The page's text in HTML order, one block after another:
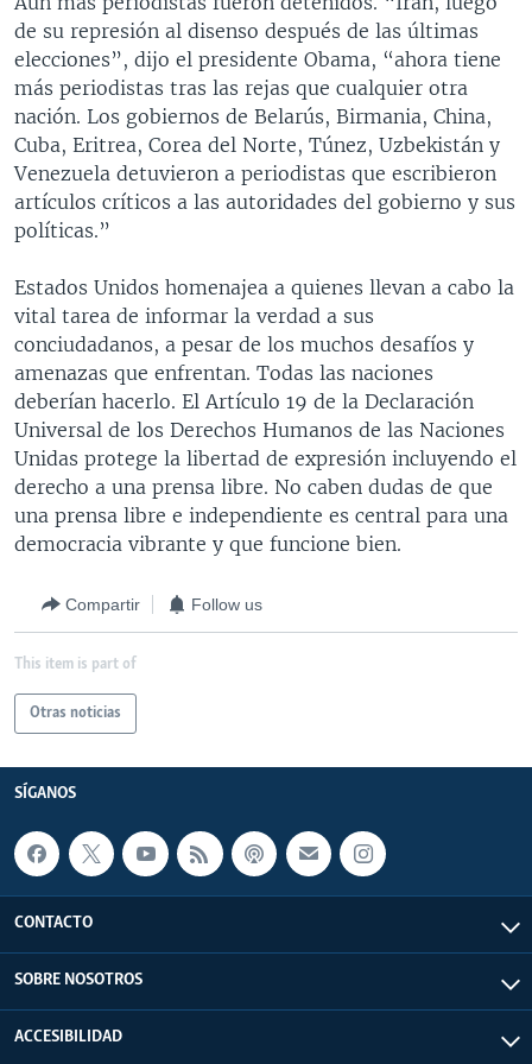
de su represión al disenso después de las últimas
elecciones”, dijo el presidente Obama, “ahora tiene
más periodistas tras las rejas que cualquier otra
nación. Los gobiernos de Belarús, Birmania, China,
Cuba, Eritrea, Corea del Norte, Túnez, Uzbekistán y
Venezuela detuvieron a periodistas que escribieron
artículos críticos a las autoridades del gobierno y sus
políticas.”
Estados Unidos homenajea a quienes llevan a cabo la
vital tarea de informar la verdad a sus
conciudadanos, a pesar de los muchos desafíos y
amenazas que enfrentan. Todas las naciones
deberían hacerlo. El Artículo 19 de la Declaración
Universal de los Derechos Humanos de las Naciones
Unidas protege la libertad de expresión incluyendo el
derecho a una prensa libre. No caben dudas de que
una prensa libre e independiente es central para una
democracia vibrante y que funcione bien.
Compartir Follow us
This item is part of
Otras noticias
SÍGANOS
CONTACTO
SOBRE NOSOTROS
ACCESIBILIDAD